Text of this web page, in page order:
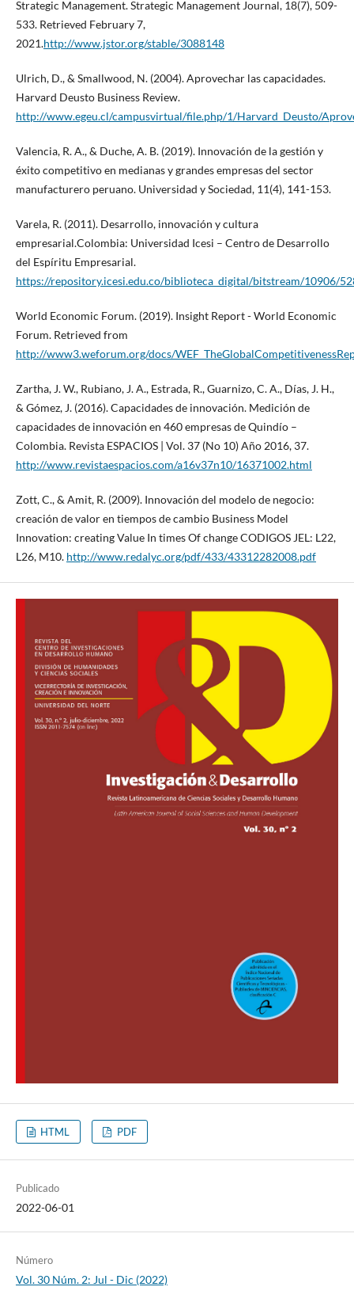
Strategic Management. Strategic Management Journal, 18(7), 509-
533. Retrieved February 7,
2021.http://www.jstor.org/stable/3088148
Ulrich, D., & Smallwood, N. (2004). Aprovechar las capacidades.
Harvard Deusto Business Review.
http://www.egeu.cl/campusvirtual/file.php/1/Harvard_Deusto/
Valencia, R. A., & Duche, A. B. (2019). Innovación de la gestión y
éxito competitivo en medianas y grandes empresas del sector
manufacturero peruano. Universidad y Sociedad, 11(4), 141-153.
Varela, R. (2011). Desarrollo, innovación y cultura
empresarial.Colombia: Universidad Icesi – Centro de Desarrollo
del Espíritu Empresarial.
https://repository.icesi.edu.co/biblioteca_digital/bitstream/10906/
World Economic Forum. (2019). Insight Report - World Economic
Forum. Retrieved from
http://www3.weforum.org/docs/
Zartha, J. W., Rubiano, J. A., Estrada, R., Guarnizo, C. A., Días, J. H.,
& Gómez, J. (2016). Capacidades de innovación. Medición de
capacidades de innovación en 460 empresas de Quindío –
Colombia. Revista ESPACIOS | Vol. 37 (No 10) Año 2016, 37.
http://www.revistaespacios.com/a16v37n10/16371002.html
Zott, C., & Amit, R. (2009). Innovación del modelo de negocio:
creación de valor en tiempos de cambio Business Model
Innovation: creating Value In times Of change CODIGOS JEL: L22,
L26, M10. http://www.redalyc.org/pdf/433/43312282008.pdf
HTML PDF
Publicado
2022-06-01
Número
Vol. 30 Núm. 2: Jul - Dic (2022)